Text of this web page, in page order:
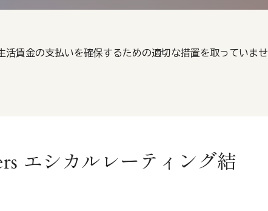
活賃金の支払いを確保するための適切な措置を取っていませ
エシカルレーティング結